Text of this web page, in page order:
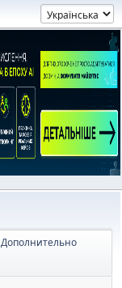
Дополнительно